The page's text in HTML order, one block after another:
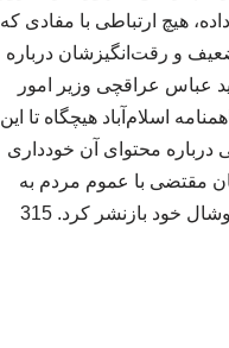
هیچ ارتباطی با مفادی که
و رقت‌انگیزشان درباره
عباس عراقچی وزیر امور
نوشت: «تفاهمنامه اسلام‌آباد هیچگاه تا این
درباره محتوای آن خودداری
مقتضی با عموم مردم به
خود بازنشر کرد. 315